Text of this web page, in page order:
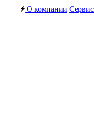
О компании Сервис